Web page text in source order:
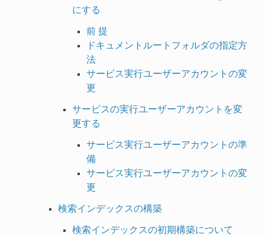
にする
前 提
ドキュメントルートフォルダの指定方
法
サービス実行ユーザーアカウントの変
更
サービスの実行ユーザーアカウントを変
更する
サービス実行ユーザーアカウントの準
備
サービス実行ユーザーアカウントの変
更
検索インデックスの構築
検索インデックスの初期構築について